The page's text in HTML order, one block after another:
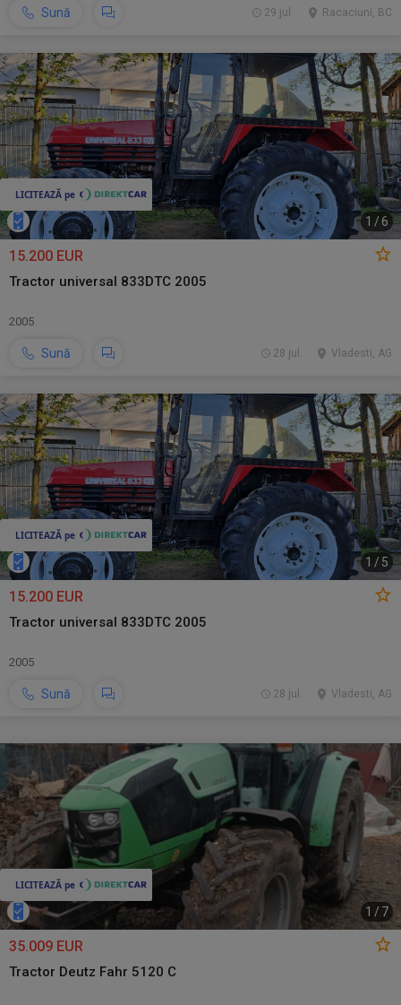
Sună Racaciuni, BC
29 jul.
1 /6
15.200 EUR
Tractor universal 833DTC 2005
2005
Sună Vladesti, AG
28 jul.
1 /5
15.200 EUR
Tractor universal 833DTC 2005
2005
Sună Vladesti, AG
28 jul.
1 / 7
35.009 EUR
Tractor Deutz Fahr 5120 C